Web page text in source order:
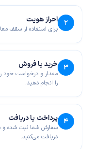
۲ احراز هویت
برای استفاده از سقف
۳ خرید یا فروش
مقدار و درخواست خود
را انجام دهید.
۴ پرداخت یا دریافت
سفارش شما ثبت شده و
دریافت می‌کنید.